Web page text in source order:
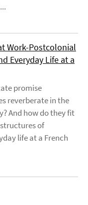
Work-Postcolonial
Everyday Life at a
promise
reverberate in the
And how do they fit
of
life at a French